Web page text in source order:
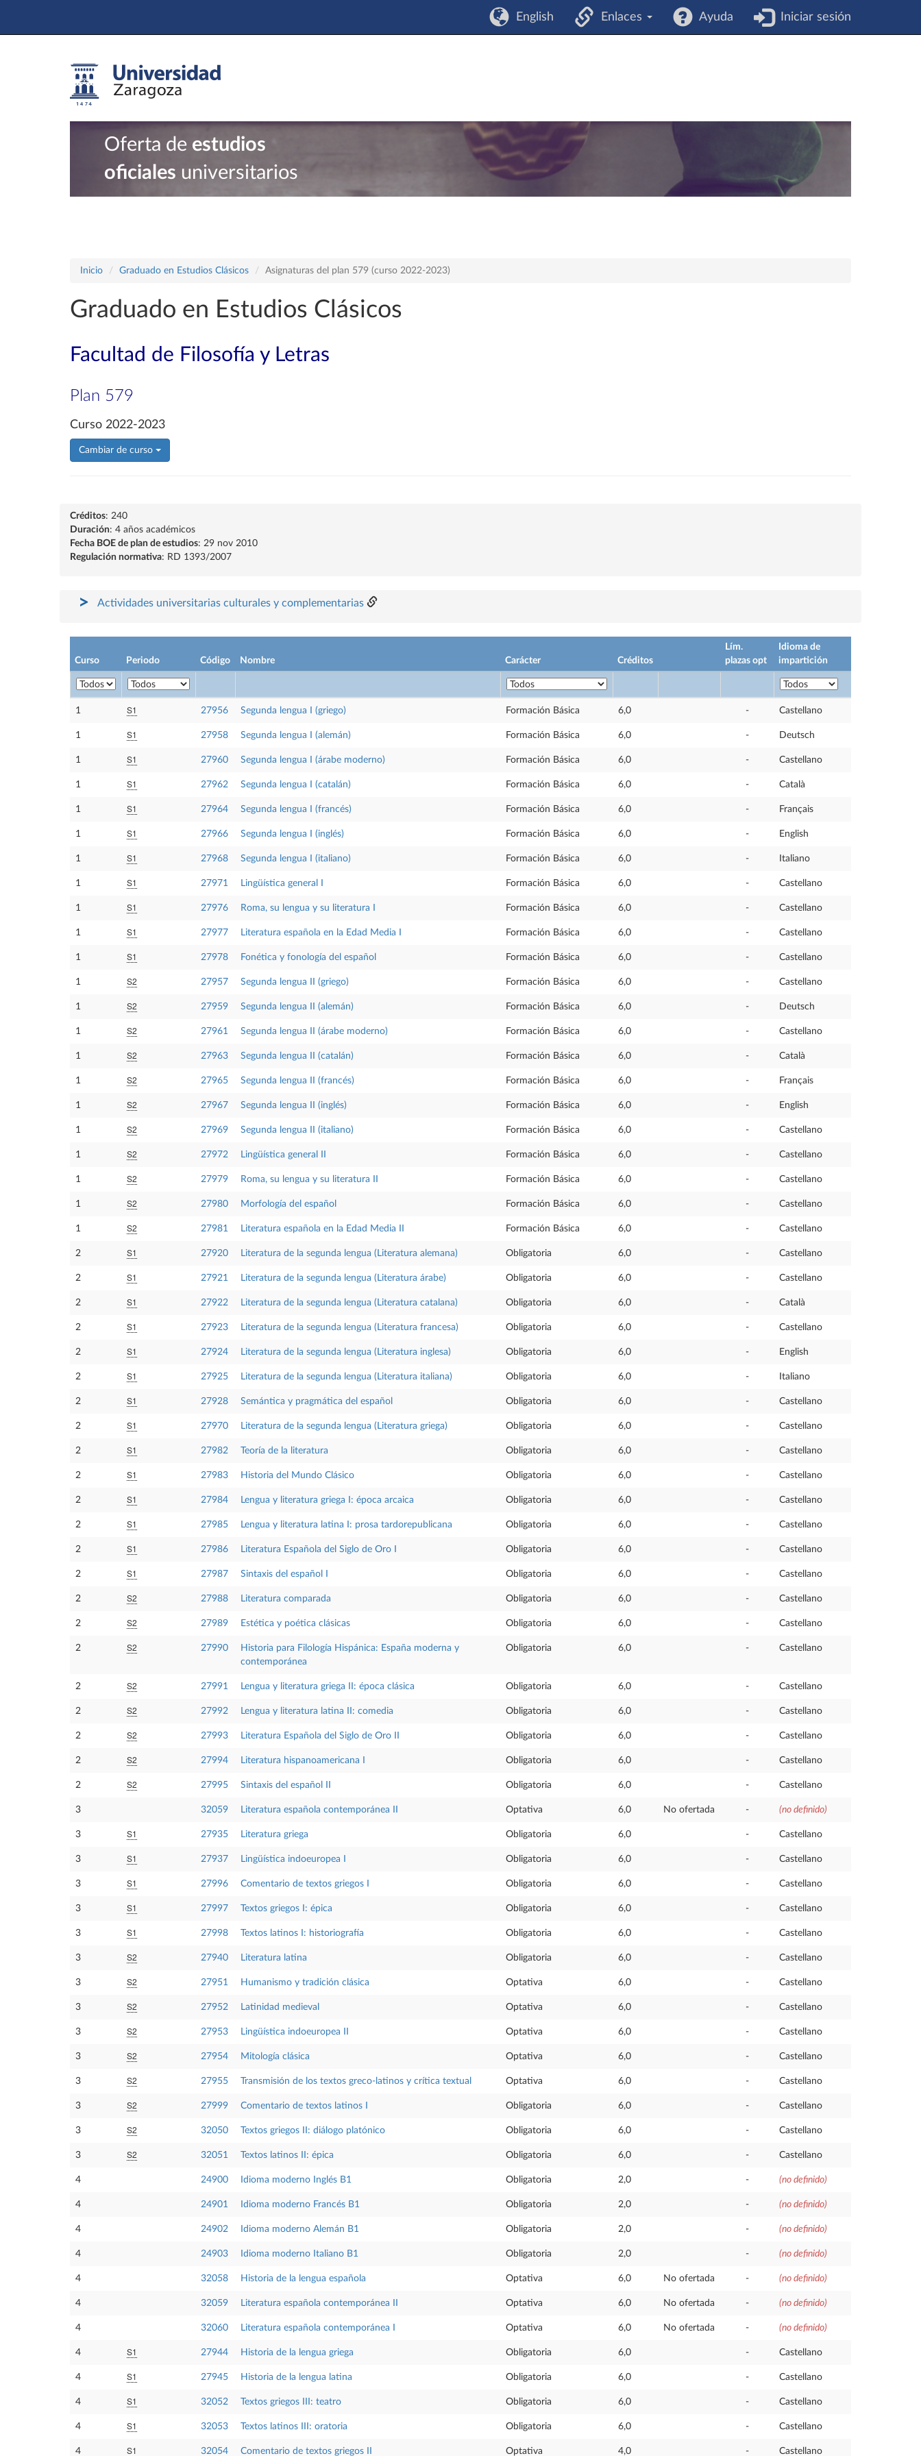
English Enlaces Ayuda Iniciar sesión
Oferta de estudios
oficiales universitarios
Inicio Graduado en Estudios Clásicos Asignaturas del plan 579 (curso 2022-2023)
Graduado en Estudios Clásicos
Facultad de Filosofía y Letras
Plan 579
Curso 2022-2023
Cambiar de curso
Créditos: 240
Duración: 4 años académicos
Fecha BOE de plan de estudios: 29 nov 2010
Regulación normativa: RD 1393/2007
Actividades universitarias culturales y complementarias
Curso Periodo Código Nombre Carácter Créditos
Lím.
plazas opt
Idioma de
impartición
1 S1 27956 Segunda lengua I (griego) Formación Básica 6,0 - Castellano
1 S1 27958 Segunda lengua I (alemán) Formación Básica 6,0 - Deutsch
1 S1 27960 Segunda lengua I (árabe moderno) Formación Básica 6,0 - Castellano
1 S1 27962 Segunda lengua I (catalán) Formación Básica 6,0 - Català
1 S1 27964 Segunda lengua I (francés) Formación Básica 6,0 - Français
1 S1 27966 Segunda lengua I (inglés) Formación Básica 6,0 - English
1 S1 27968 Segunda lengua I (italiano) Formación Básica 6,0 - Italiano
1 S1 27971 Lingüística general I Formación Básica 6,0 - Castellano
1 S1 27976 Roma, su lengua y su literatura I Formación Básica 6,0 - Castellano
1 S1 27977 Literatura española en la Edad Media I Formación Básica 6,0 - Castellano
1 S1 27978 Fonética y fonología del español Formación Básica 6,0 - Castellano
1 S2 27957 Segunda lengua II (griego) Formación Básica 6,0 - Castellano
1 S2 27959 Segunda lengua II (alemán) Formación Básica 6,0 - Deutsch
1 S2 27961 Segunda lengua II (árabe moderno) Formación Básica 6,0 - Castellano
1 S2 27963 Segunda lengua II (catalán) Formación Básica 6,0 - Català
1 S2 27965 Segunda lengua II (francés) Formación Básica 6,0 - Français
1 S2 27967 Segunda lengua II (inglés) Formación Básica 6,0 - English
1 S2 27969 Segunda lengua II (italiano) Formación Básica 6,0 - Castellano
1 S2 27972 Lingüística general II Formación Básica 6,0 - Castellano
1 S2 27979 Roma, su lengua y su literatura II Formación Básica 6,0 - Castellano
1 S2 27980 Morfología del español Formación Básica 6,0 - Castellano
1 S2 27981 Literatura española en la Edad Media II Formación Básica 6,0 - Castellano
2 S1 27920 Literatura de la segunda lengua (Literatura alemana) Obligatoria 6,0 - Castellano
2 S1 27921 Literatura de la segunda lengua (Literatura árabe) Obligatoria 6,0 - Castellano
2 S1 27922 Literatura de la segunda lengua (Literatura catalana) Obligatoria 6,0 - Català
2 S1 27923 Literatura de la segunda lengua (Literatura francesa) Obligatoria 6,0 - Castellano
2 S1 27924 Literatura de la segunda lengua (Literatura inglesa) Obligatoria 6,0 - English
2 S1 27925 Literatura de la segunda lengua (Literatura italiana) Obligatoria 6,0 - Italiano
2 S1 27928 Semántica y pragmática del español Obligatoria 6,0 - Castellano
2 S1 27970 Literatura de la segunda lengua (Literatura griega) Obligatoria 6,0 - Castellano
2 S1 27982 Teoría de la literatura Obligatoria 6,0 - Castellano
2 S1 27983 Historia del Mundo Clásico Obligatoria 6,0 - Castellano
2 S1 27984 Lengua y literatura griega I: época arcaica Obligatoria 6,0 - Castellano
2 S1 27985 Lengua y literatura latina I: prosa tardorepublicana Obligatoria 6,0 - Castellano
2 S1 27986 Literatura Española del Siglo de Oro I Obligatoria 6,0 - Castellano
2 S1 27987 Sintaxis del español I Obligatoria 6,0 - Castellano
2 S2 27988 Literatura comparada Obligatoria 6,0 - Castellano
2 S2 27989 Estética y poética clásicas Obligatoria 6,0 - Castellano
2 S2 27990
Historia para Filología Hispánica: España moderna y
contemporánea
Obligatoria 6,0 - Castellano
2 S2 27991 Lengua y literatura griega II: época clásica Obligatoria 6,0 - Castellano
2 S2 27992 Lengua y literatura latina II: comedia Obligatoria 6,0 - Castellano
2 S2 27993 Literatura Española del Siglo de Oro II Obligatoria 6,0 - Castellano
2 S2 27994 Literatura hispanoamericana I Obligatoria 6,0 - Castellano
2 S2 27995 Sintaxis del español II Obligatoria 6,0 - Castellano
3 32059 Literatura española contemporánea II Optativa 6,0 No ofertada - (no definido)
3 S1 27935 Literatura griega Obligatoria 6,0 - Castellano
3 S1 27937 Lingüística indoeuropea I Obligatoria 6,0 - Castellano
3 S1 27996 Comentario de textos griegos I Obligatoria 6,0 - Castellano
3 S1 27997 Textos griegos I: épica Obligatoria 6,0 - Castellano
3 S1 27998 Textos latinos I: historiografía Obligatoria 6,0 - Castellano
3 S2 27940 Literatura latina Obligatoria 6,0 - Castellano
3 S2 27951 Humanismo y tradición clásica Optativa 6,0 - Castellano
3 S2 27952 Latinidad medieval Optativa 6,0 - Castellano
3 S2 27953 Lingüística indoeuropea II Optativa 6,0 - Castellano
3 S2 27954 Mitología clásica Optativa 6,0 - Castellano
3 S2 27955 Transmisión de los textos greco-latinos y crítica textual Optativa 6,0 - Castellano
3 S2 27999 Comentario de textos latinos I Obligatoria 6,0 - Castellano
3 S2 32050 Textos griegos II: diálogo platónico Obligatoria 6,0 - Castellano
3 S2 32051 Textos latinos II: épica Obligatoria 6,0 - Castellano
4 24900 Idioma moderno Inglés B1 Obligatoria 2,0 - (no definido)
4 24901 Idioma moderno Francés B1 Obligatoria 2,0 - (no definido)
4 24902 Idioma moderno Alemán B1 Obligatoria 2,0 - (no definido)
4 24903 Idioma moderno Italiano B1 Obligatoria 2,0 - (no definido)
4 32058 Historia de la lengua española Optativa 6,0 No ofertada - (no definido)
4 32059 Literatura española contemporánea II Optativa 6,0 No ofertada - (no definido)
4 32060 Literatura española contemporánea I Optativa 6,0 No ofertada - (no definido)
4 S1 27944 Historia de la lengua griega Obligatoria 6,0 - Castellano
4 S1 27945 Historia de la lengua latina Obligatoria 6,0 - Castellano
4 S1 32052 Textos griegos III: teatro Obligatoria 6,0 - Castellano
4 S1 32053 Textos latinos III: oratoria Obligatoria 6,0 - Castellano
4 S1 32054 Comentario de textos griegos II Optativa 4,0 - Castellano